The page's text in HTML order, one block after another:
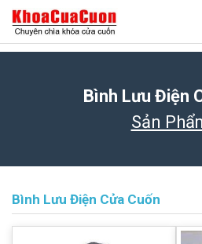
Bình Lưu Điện
Sản
Bình Lưu Điện Cửa Cuốn